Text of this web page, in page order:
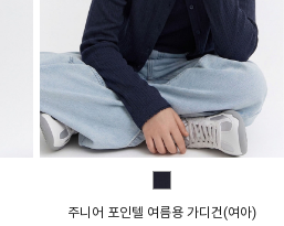
주니어 포인텔 여름용 가디건(여아)